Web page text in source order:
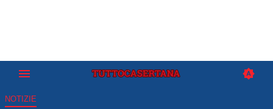
NOTIZIE